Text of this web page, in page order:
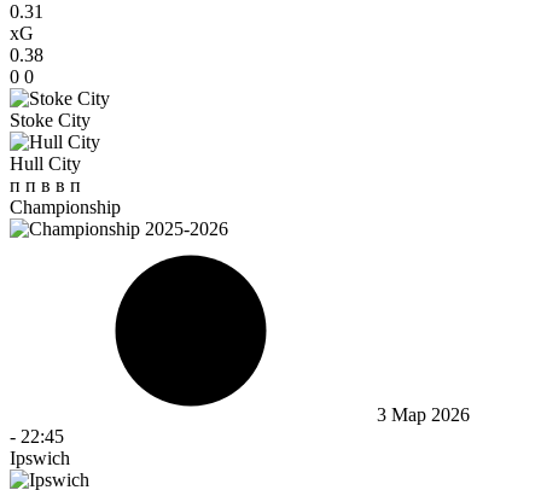
0.31
xG
0.38
0 0
Stoke City
Hull City
п п в в п
Championship
3 Мар 2026
- 22:45
Ipswich